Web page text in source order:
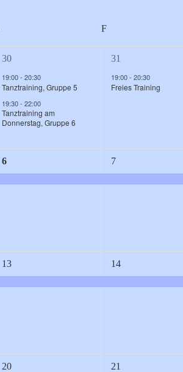
F
2
Veranstaltungen,
30
19:00- 20:30
Tanztraining, Gruppe 5
19:30- 22:00
Tanztraining am
Donnerstag, Gruppe 6
1
Veranstaltung,
31
19:00-20:30
Freies Training
1
Veranstaltung,
6
1
Veranstaltung,
7
1
Veranstaltung,
13
1
Veranstaltung,
14
1
20
1
21